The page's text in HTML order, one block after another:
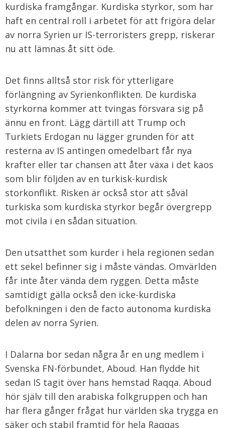
kurdiska framgångar. Kurdiska styrkor, som har
haft en central roll i arbetet för att frigöra delar
av norra Syrien ur IS-terroristers grepp, riskerar
nu att lämnas åt sitt öde.
Det finns alltså stor risk för ytterligare
förlängning av Syrienkonflikten. De kurdiska
styrkorna kommer att tvingas försvara sig på
ännu en front. Lägg därtill att Trump och
Turkiets Erdogan nu lägger grunden för att
resterna av IS antingen omedelbart får nya
krafter eller tar chansen att åter växa i det kaos
som blir följden av en turkisk-kurdisk
storkonflikt. Risken är också stor att såväl
turkiska som kurdiska styrkor begår övergrepp
mot civila i en sådan situation.
Den utsatthet som kurder i hela regionen sedan
ett sekel befinner sig i måste vändas. Omvärlden
får inte åter vända dem ryggen. Detta måste
samtidigt gälla också den icke-kurdiska
befolkningen i den de facto autonoma kurdiska
delen av norra Syrien.
I Dalarna bor sedan några år en ung medlem i
Svenska FN-förbundet, Aboud. Han flydde hit
sedan IS tagit över hans hemstad Raqqa. Aboud
hör själv till den arabiska folkgruppen och han
har flera gånger frågat hur världen ska trygga en
säker och stabil framtid för hela Raqqas